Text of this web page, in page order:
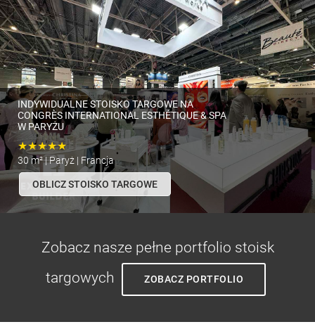
INDYWIDUALNE STOISKO TARGOWE NA
CONGRÈS INTERNATIONAL ESTHÉTIQUE & SPA
W PARYŻU
★★★★★
30 m² | Paryż | Francja
OBLICZ STOISKO TARGOWE
Zobacz nasze pełne portfolio stoisk
targowych
ZOBACZ PORTFOLIO